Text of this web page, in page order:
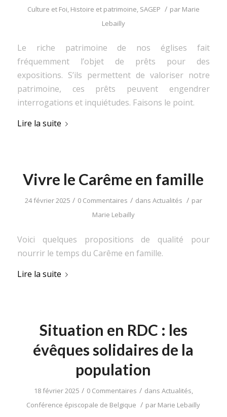
Culture et Foi, Histoire et patrimoine, SAGEP / par Marie
Lebailly
Le riche patrimoine de nos églises fait
fréquemment l’objet de prêts pour des
expositions. S’ils permettent de valoriser notre
patrimoine, ces prêts peuvent engendrer
interrogations et inquiétudes. Faisons le point.
Lire la suite
Vivre le Carême en famille
24 février 2025 / 0 Commentaires / dans Actualités / par
Marie Lebailly
Voici quelques propositions de qualité pour
nourrir le temps du Carême en famille.
Lire la suite
Situation en RDC : les
évêques solidaires de la
population
18 février 2025 / 0 Commentaires / dans Actualités,
Conférence épiscopale de Belgique / par Marie Lebailly